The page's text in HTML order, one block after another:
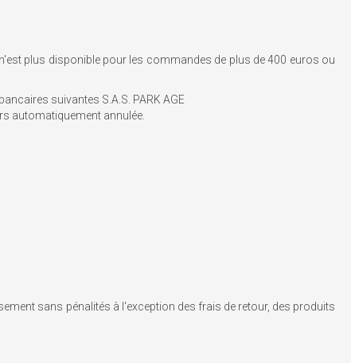
plus disponible pour les commandes de plus de 400 euros ou
suivantes S.A.S. PARK AGE
automatiquement annulée.
sans pénalités à l'exception des frais de retour, des produits